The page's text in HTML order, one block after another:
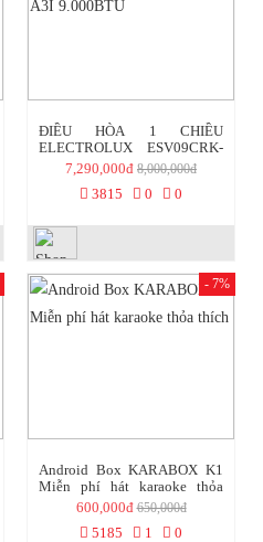
ĐIỀU HÒA 1 CHIỀU
ELECTROLUX ESV09CRK-
A3I 9.000BTU
7,290,000đ 8,000,000đ
3815 0 0
- 7%
Android Box KARABOX K1
Miễn phí hát karaoke thỏa
600,000đ650,000đ
5185 1 0